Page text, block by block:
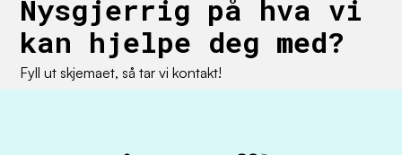
Nysgjerrig på hva vi
kan hjelpe deg med?
Fyll ut skjemaet, så tar vi kontakt!